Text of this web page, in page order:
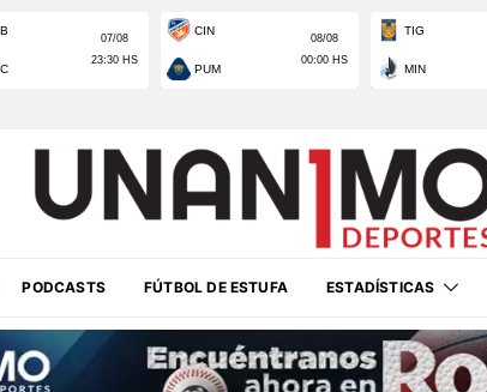
PODCASTS FÚTBOL DE ESTUFA ESTADÍSTICAS